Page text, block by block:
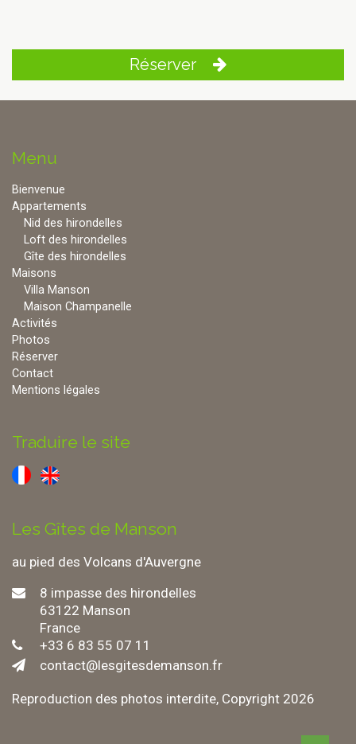
Réserver
Menu
Bienvenue
Appartements
Nid des hirondelles
Loft des hirondelles
Gîte des hirondelles
Maisons
Villa Manson
Maison Champanelle
Activités
Photos
Réserver
Contact
Mentions légales
Traduire le site
Les Gîtes de Manson
au pied des Volcans d'Auvergne
8 impasse des hirondelles
63122 Manson
France
+33 6 83 55 07 11
contact@lesgitesdemanson.fr
Reproduction des photos interdite, Copyright 2026